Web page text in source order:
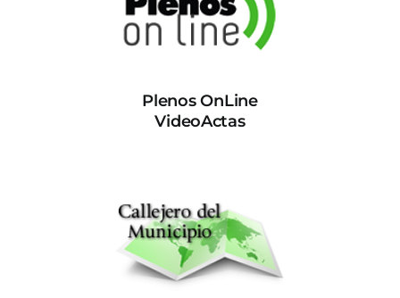
Plenos OnLine
VideoActas